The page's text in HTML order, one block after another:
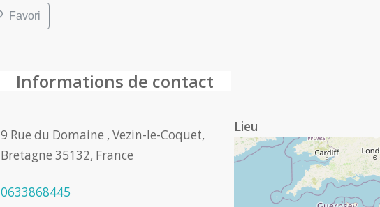
Favori
Informations de contact
9 Rue du Domaine , Vezin-le-Coquet,
Bretagne 35132, France
0633868445
Lieu